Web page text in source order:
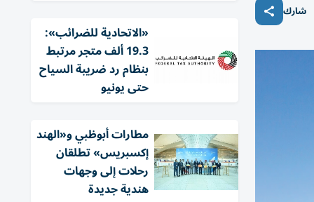
شارك
«الاتحادية للضرائب»:
19.3 ألف متجر مرتبط
بنظام رد ضريبة السياح
حتى يونيو
مطارات أبوظبي و«الهند
إكسبريس» تطلقان
رحلات إلى وجهات
هندية جديدة